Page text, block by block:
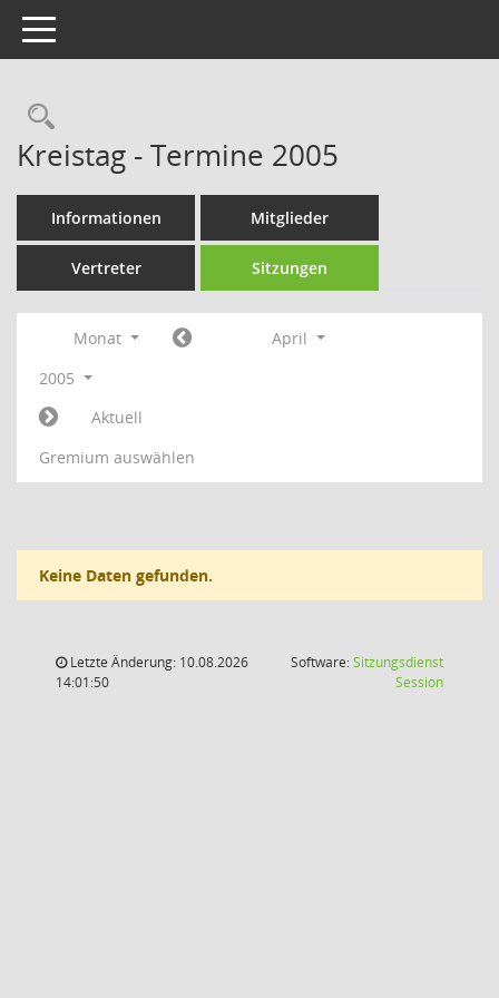
Toggle navigation
Rechercheauswahl
Kreistag - Termine 2005
Informationen Mitglieder
Vertreter Sitzungen
Monat
April
2005
Aktuell
Gremium auswählen
Keine Daten gefunden.
Letzte Änderung: 10.08.2026
14:01:50
Software:Sitzungsdienst
Session(Wird in